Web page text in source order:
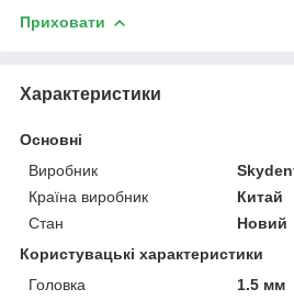
Приховати
Характеристики
Основні
Виробник
Країна виробник
Китай
Стан
Новий
Користувацькі характеристики
Головка
1.5 мм